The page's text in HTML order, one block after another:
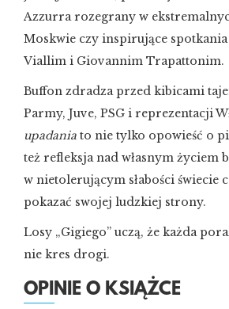
Azzurra rozegrany w
Moskwie czy inspirujące spotkania
Viallim i Giovannim Trapattonim.
Buffon zdradza przed kibicami
Parmy, Juve, PSG i reprezentacji
upadania to nie tylko opowieść o
też refleksja nad własnym życiem
w nietolerującym słabości świecie
pokazać swojej ludzkiej strony.
Losy „Gigiego” uczą, że każda
nie kres drogi.
OPINIE O KSIĄŻCE